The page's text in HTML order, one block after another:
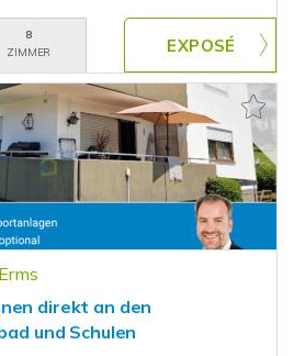
8
ZIMMER
direkt an den
und Schulen